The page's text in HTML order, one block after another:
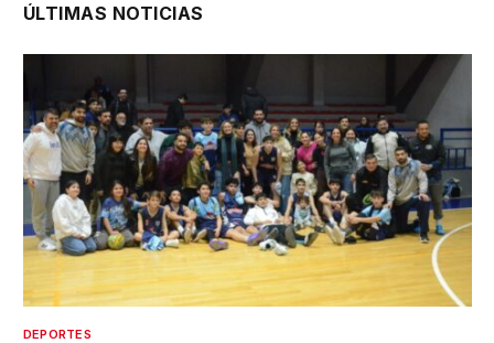
ÚLTIMAS NOTICIAS
DEPORTES